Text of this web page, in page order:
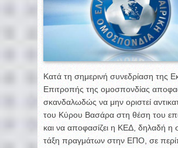
Κατά τη σημερινή συνεδρίαση της
Επιτροπής της ομοσπονδίας
σκανδαλωδώς να μην οριστεί
του Κύρου Βασάρα στη θέση του
και να αποφασίζει η ΚΕΔ, δηλαδή η
τάξη πραγμάτων στην ΕΠΟ, σε